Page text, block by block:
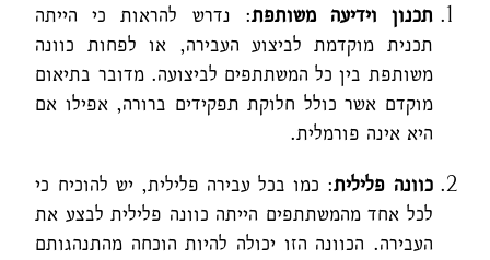
תכנון וידיעה משותפת: נדרש להראות כי הייתה
תכנית מוקדמת לביצוע העבירה, או לפחות כוונה
משותפת בין כל המשתתפים לביצועה. מדובר בתיאום
מוקדם אשר כולל חלוקת תפקידים ברורה, אפילו אם
היא אינה פורמלית.
כוונה פלילית: כמו בכל עבירה פלילית, יש להוכיח כי
לכל אחד מהמשתתפים הייתה כוונה פלילית לבצע את
העבירה. הכוונה הזו יכולה להיות הוכחה מהתנהגותם